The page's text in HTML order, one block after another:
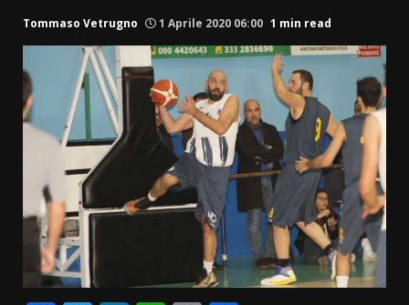
Tommaso Vetrugno 1 Aprile 2020 06:00 1 min read